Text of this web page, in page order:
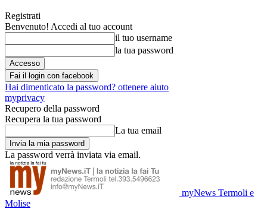
Registrati
Benvenuto! Accedi al tuo account
il tuo username
la tua password
Fai il login con facebook
Hai dimenticato la password? ottenere aiuto
myprivacy
Recupero della password
Recupera la tua password
La tua email
La password verrà inviata via email.
myNews Termoli e
Molise